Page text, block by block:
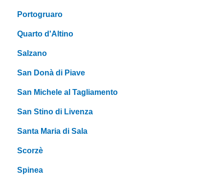
Portogruaro
Quarto d'Altino
Salzano
San Donà di Piave
San Michele al Tagliamento
San Stino di Livenza
Santa Maria di Sala
Scorzè
Spinea